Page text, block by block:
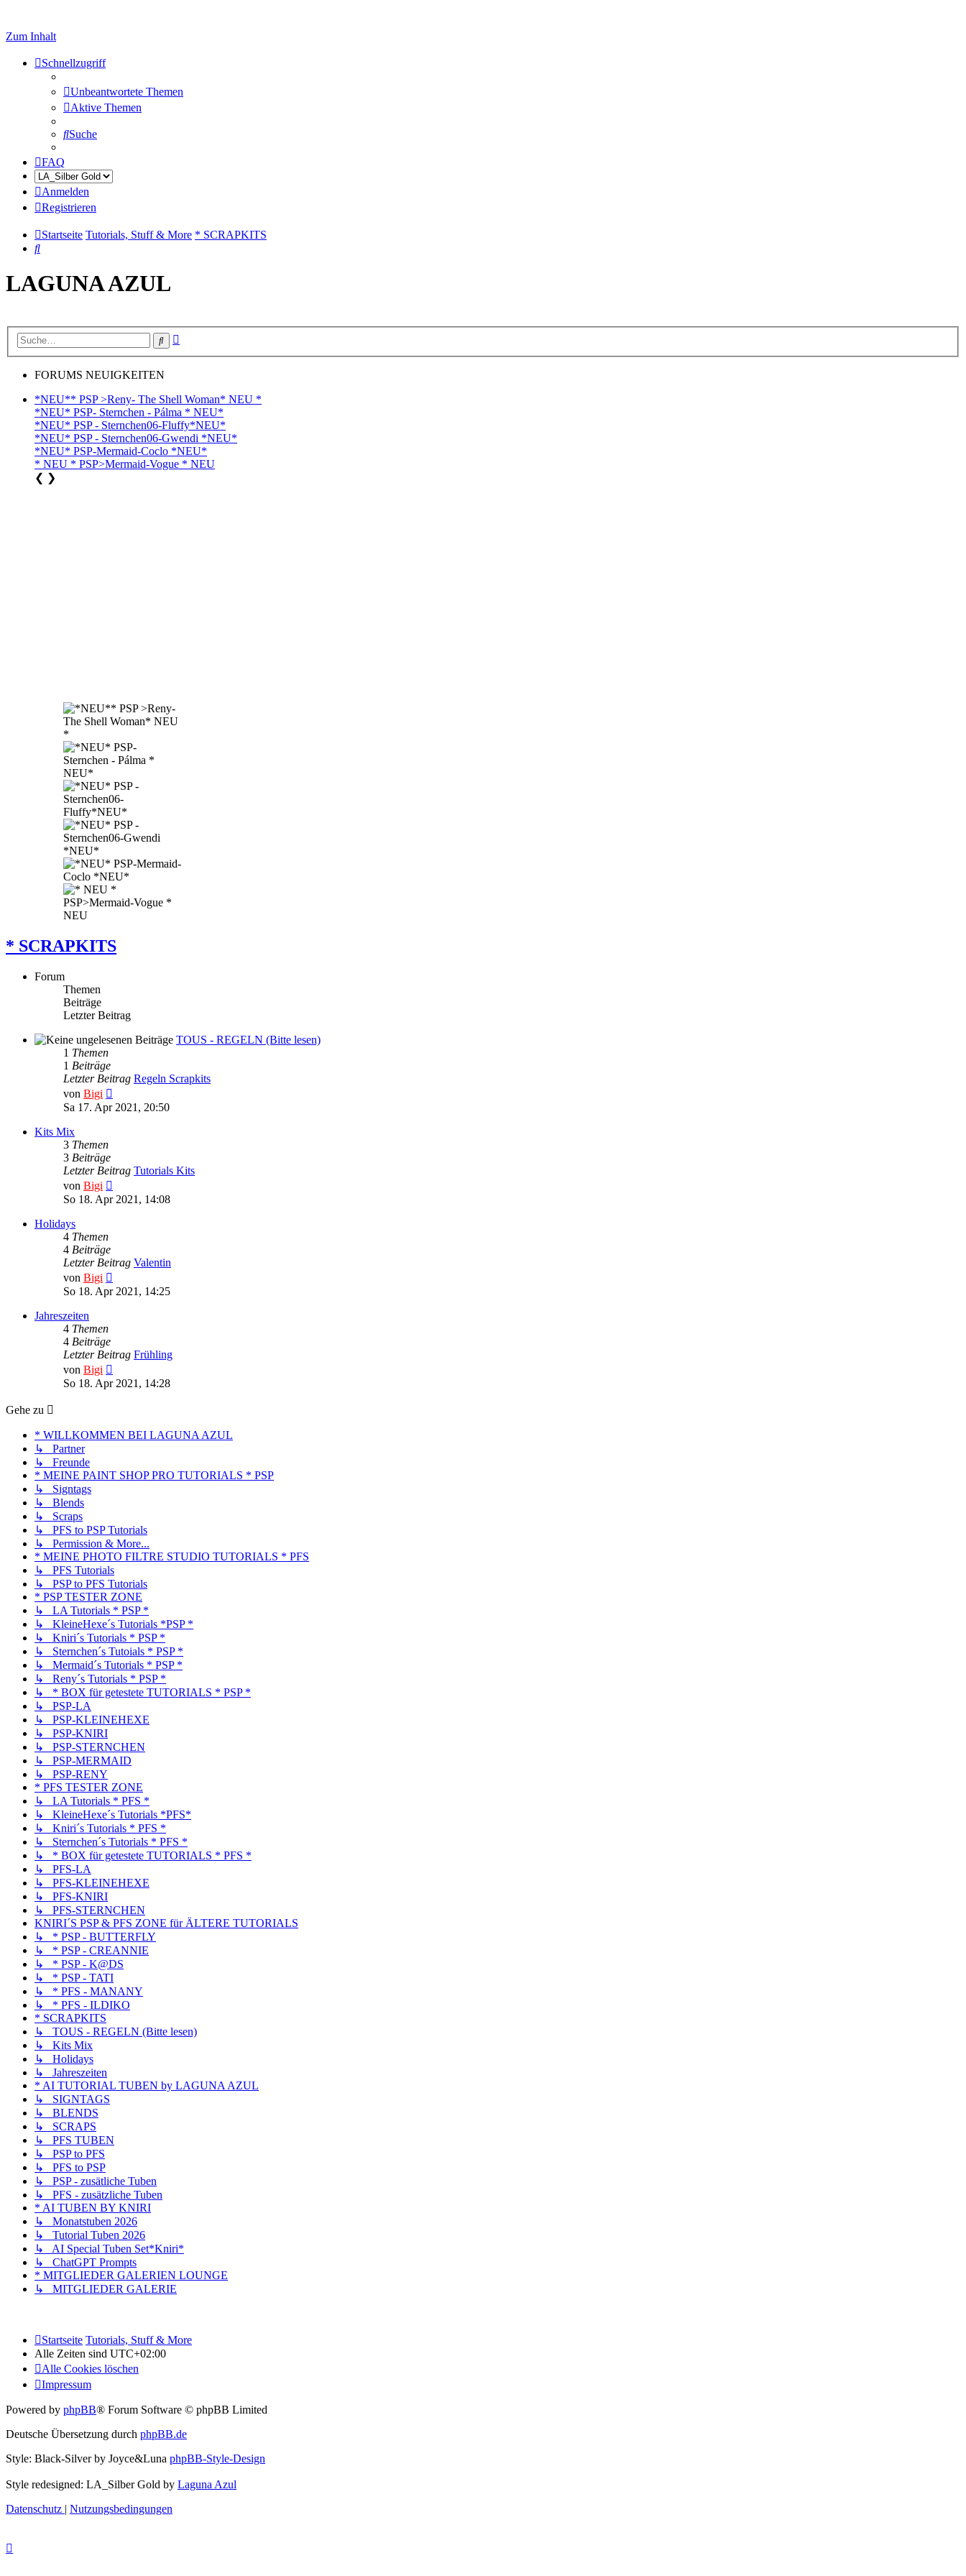
Zum Inhalt
Schnellzugriff
Unbeantwortete Themen
Aktive Themen
Suche
FAQ
Anmelden
Registrieren
Startseite Tutorials, Stuff & More * SCRAPKITS
Suche
LAGUNA AZUL
Suche
FORUMS NEUIGKEITEN
*NEU** PSP >Reny- The Shell Woman* NEU *
*NEU* PSP- Sternchen - Pálma * NEU*
*NEU* PSP - Sternchen06-Fluffy*NEU*
*NEU* PSP - Sternchen06-Gwendi *NEU*
*NEU* PSP-Mermaid-Coclo *NEU*
* NEU * PSP>Mermaid-Vogue * NEU
❮ ❯
* SCRAPKITS
Forum
Themen
Beiträge
Letzter Beitrag
TOUS - REGELN (Bitte lesen)
1 Themen
1 Beiträge
Letzter Beitrag Regeln Scrapkits
von Bigi
Beitrag
Sa 17. Apr 2021, 20:50
Kits Mix
3 Themen
3 Beiträge
Letzter Beitrag Tutorials Kits
von Bigi
Beitrag
So 18. Apr 2021, 14:08
Holidays
4 Themen
4 Beiträge
Letzter Beitrag Valentin
von Bigi
Beitrag
So 18. Apr 2021, 14:25
Jahreszeiten
4 Themen
4 Beiträge
Letzter Beitrag Frühling
von Bigi
Beitrag
So 18. Apr 2021, 14:28
Gehe zu
* WILLKOMMEN BEI LAGUNA AZUL
↳ Partner
↳ Freunde
* MEINE PAINT SHOP PRO TUTORIALS * PSP
↳ Signtags
↳ Blends
↳ Scraps
↳ PFS to PSP Tutorials
↳ Permission & More...
* MEINE PHOTO FILTRE STUDIO TUTORIALS * PFS
↳ PFS Tutorials
↳ PSP to PFS Tutorials
* PSP TESTER ZONE
↳ LA Tutorials * PSP *
↳ KleineHexe´s Tutorials *PSP *
↳ Kniri´s Tutorials * PSP *
↳ Sternchen´s Tutoials * PSP *
↳ Mermaid´s Tutorials * PSP *
↳ Reny´s Tutorials * PSP *
↳ * BOX für getestete TUTORIALS * PSP *
↳ PSP-LA
↳ PSP-KLEINEHEXE
↳ PSP-KNIRI
↳ PSP-STERNCHEN
↳ PSP-MERMAID
↳ PSP-RENY
* PFS TESTER ZONE
↳ LA Tutorials * PFS *
↳ KleineHexe´s Tutorials *PFS*
↳ Kniri´s Tutorials * PFS *
↳ Sternchen´s Tutorials * PFS *
↳ * BOX für getestete TUTORIALS * PFS *
↳ PFS-LA
↳ PFS-KLEINEHEXE
↳ PFS-KNIRI
↳ PFS-STERNCHEN
KNIRI´S PSP & PFS ZONE für ÄLTERE TUTORIALS
↳ * PSP - BUTTERFLY
↳ * PSP - CREANNIE
↳ * PSP - K@DS
↳ * PSP - TATI
↳ * PFS - MANANY
↳ * PFS - ILDIKO
* SCRAPKITS
↳ TOUS - REGELN (Bitte lesen)
↳ Kits Mix
↳ Holidays
↳ Jahreszeiten
* AI TUTORIAL TUBEN by LAGUNA AZUL
↳ SIGNTAGS
↳ BLENDS
↳ SCRAPS
↳ PFS TUBEN
↳ PSP to PFS
↳ PFS to PSP
↳ PSP - zusätliche Tuben
↳ PFS - zusätzliche Tuben
* AI TUBEN BY KNIRI
↳ Monatstuben 2026
↳ Tutorial Tuben 2026
↳ AI Special Tuben Set*Kniri*
↳ ChatGPT Prompts
* MITGLIEDER GALERIEN LOUNGE
↳ MITGLIEDER GALERIE
Startseite Tutorials, Stuff & More
Alle Zeiten sind UTC+02:00
Alle Cookies löschen
Impressum
Powered by phpBB® Forum Software © phpBB Limited
Deutsche Übersetzung durch phpBB.de
Style: Black-Silver by Joyce&Luna phpBB-Style-Design
Style redesigned: LA_Silber Gold by Laguna Azul
Datenschutz | Nutzungsbedingungen